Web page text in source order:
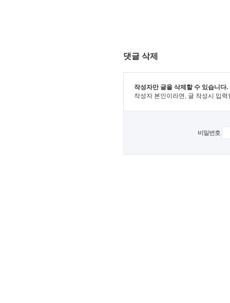
댓글 삭제
작성자만 글을 삭제할 수 있습니다.
작성자 본인이라면, 글 작성시 입
비밀번호